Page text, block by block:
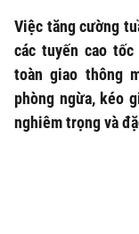
Việc tăng cường
các tuyến cao
toàn giao thông
phòng ngừa, kéo
nghiêm trọng và